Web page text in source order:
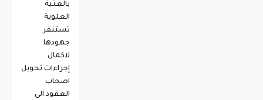
بالعتبة
العلوية
تستنفر
جهودها
لاكمال
إجراءات تحويل
اصحاب
العقود الى